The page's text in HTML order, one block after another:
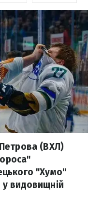
(ВХЛ)
"Хумо"
видовищній